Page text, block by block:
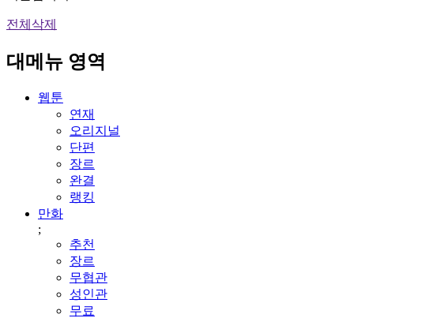
전체삭제
대메뉴 영역
웹툰
연재
오리지널
단편
장르
완결
랭킹
만화
;
추천
장르
무협관
성인관
무료